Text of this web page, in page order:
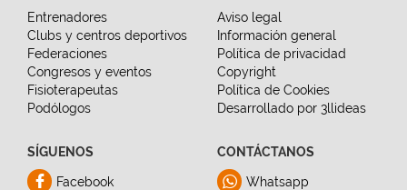
Entrenadores
Clubs y centros deportivos
Federaciones
Congresos y eventos
Fisioterapeutas
Podólogos
Aviso legal
Información general
Política de privacidad
Copyright
Política de Cookies
Desarrollado por 3llideas
SÍGUENOS
Facebook
CONTÁCTANOS
Whatsapp